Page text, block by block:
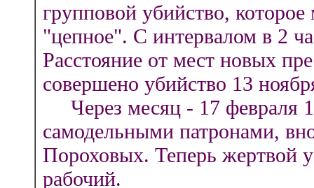
групповой убийство,
"цепное". С интервалом в 2
Расстояние от мест новых
совершено убийство 13
Через месяц - 17 февраля
самодельными патронами,
Пороховых. Теперь жертвой
рабочий.